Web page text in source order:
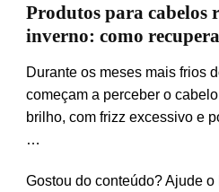
Produtos para cabelos
inverno: como
Durante os meses mais frios
começam a perceber o
brilho, com frizz excessivo e
…
Gostou do conteúdo? Ajude o